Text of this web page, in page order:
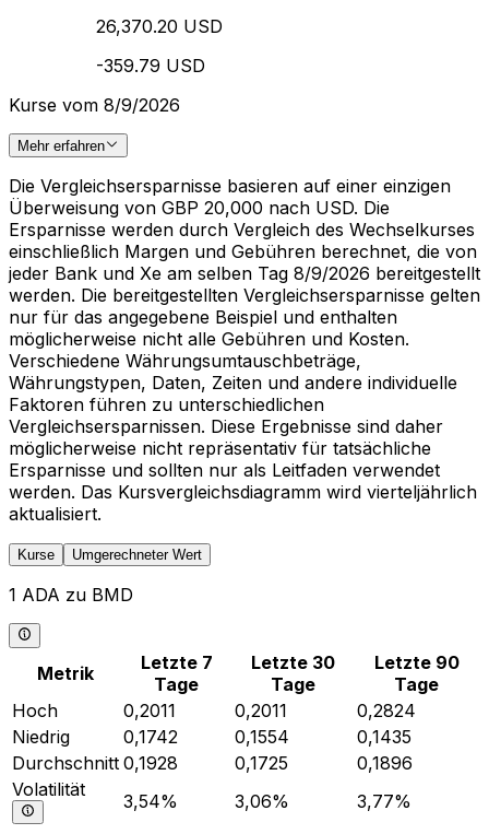
26,370.20 USD
-359.79 USD
Kurse vom 8/9/2026
Mehr erfahren
Die Vergleichsersparnisse basieren auf einer einzigen
Überweisung von GBP 20,000 nach USD. Die
Ersparnisse werden durch Vergleich des Wechselkurses
einschließlich Margen und Gebühren berechnet, die von
jeder Bank und Xe am selben Tag 8/9/2026 bereitgestellt
werden. Die bereitgestellten Vergleichsersparnisse gelten
nur für das angegebene Beispiel und enthalten
möglicherweise nicht alle Gebühren und Kosten.
Verschiedene Währungsumtauschbeträge,
Währungstypen, Daten, Zeiten und andere individuelle
Faktoren führen zu unterschiedlichen
Vergleichsersparnissen. Diese Ergebnisse sind daher
möglicherweise nicht repräsentativ für tatsächliche
Ersparnisse und sollten nur als Leitfaden verwendet
werden. Das Kursvergleichsdiagramm wird vierteljährlich
aktualisiert.
Kurse Umgerechneter Wert
1 ADA zu BMD
Metrik
Letzte 7
Tage
Letzte 30
Tage
Letzte 90
Tage
Hoch
0,2011 0,2011
0,2824
Niedrig
0,1742 0,1554
0,1435
Durchschnitt 0,1928 0,1725
0,1896
Volatilität
3,54% 3,06% 3,77%